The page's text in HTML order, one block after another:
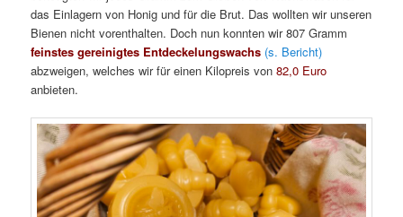
das Einlagern von Honig und für die Brut. Das wollten wir unseren
Bienen nicht vorenthalten. Doch nun konnten wir 807 Gramm
feinstes gereinigtes Entdeckelungswachs (s. Bericht)
abzweigen, welches wir für einen Kilopreis von82,0 Euro
anbieten.